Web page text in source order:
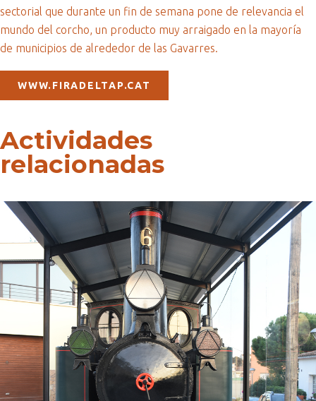
sectorial que durante un fin de semana pone de relevancia el
mundo del corcho, un producto muy arraigado en la mayoría
de municipios de alrededor de las Gavarres.
WWW.FIRADELTAP.CAT
Actividades
relacionadas